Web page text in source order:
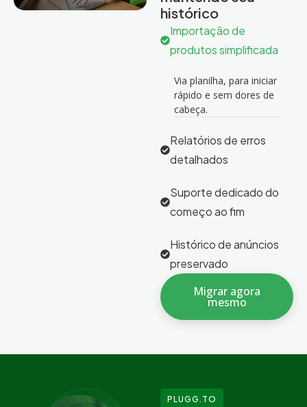
histórico
Importação de
produtos simplificada
Via planilha, para iniciar
rápido e sem dores de
cabeça.
Relatórios de erros
detalhados
Suporte dedicado do
começo ao fim
Histórico de anúncios
preservado
Migrar agora
mesmo
PLUGG.TO